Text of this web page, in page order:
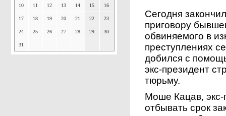
10 11 12 13 14 15 16
17 18 19 20 21 22 23
24 25 26 27 28 29 30
31
Сегодня
приговору
обвиняемого в
преступлениях
добился с
экс-президент
тюрьму.
Моше Кацав, экс-
отбывать срок